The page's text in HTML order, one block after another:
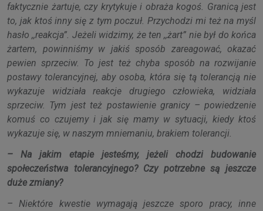
faktycznie żartuje, czy krytykuje i obraża kogoś. Granicą jest
to, jak ktoś inny się z tym poczuł. Przychodzi mi też na myśl
hasło ,,reakcja”. Jeżeli widzimy, że ten ,,żart” nie był do końca
żartem, powinniśmy w jakiś sposób zareagować, okazać
pewien sprzeciw. To jest też chyba sposób na rozwijanie
postawy tolerancyjnej, aby osoba, która się tą tolerancją nie
wykazuje widziała reakcje drugiego człowieka, widziała
sprzeciw. Tym jest też postawienie granicy – powiedzenie
komuś co czujemy i jak się mamy w sytuacji, kiedy ktoś
wykazuje się, w naszym mniemaniu, brakiem tolerancji.
– Na jakim etapie jesteśmy, jeżeli chodzi budowanie
społeczeństwa tolerancyjnego? Czy potrzebne są jeszcze
duże zmiany?
– Niektóre kwestie wymagają jeszcze sporo pracy, inne